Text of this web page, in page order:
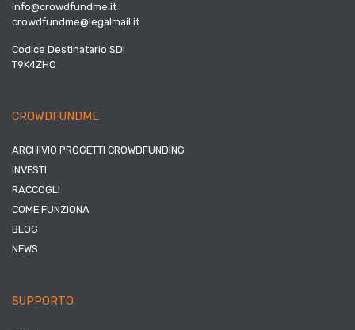
info@crowdfundme.it
crowdfundme@legalmail.it
Codice Destinatario SDI
T9K4ZHO
CROWDFUNDME
ARCHIVIO PROGETTI CROWDFUNDING
INVESTI
RACCOGLI
COME FUNZIONA
BLOG
NEWS
SUPPORTO